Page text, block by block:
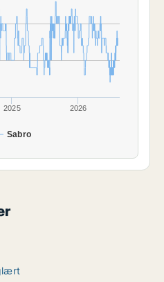
Sabro
2025 2026